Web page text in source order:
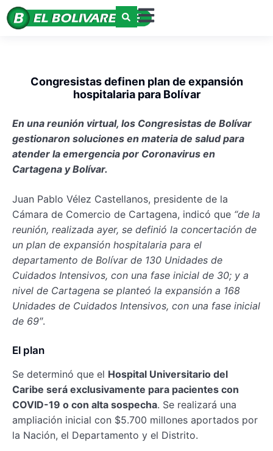
Congresistas definen plan de expansión
hospitalaria para Bolívar
En una reunión virtual, los Congresistas de Bolívar
gestionaron soluciones en materia de salud para
atender la emergencia por Coronavirus en
Cartagena y Bolívar.
Juan Pablo Vélez Castellanos, presidente de la
Cámara de Comercio de Cartagena, indicó que “de la
reunión, realizada ayer, se definió la concertación de
un plan de expansión hospitalaria para el
departamento de Bolívar de 130 Unidades de
Cuidados Intensivos, con una fase inicial de 30; y a
nivel de Cartagena se planteó la expansión a 168
Unidades de Cuidados Intensivos, con una fase inicial
de 69″.
El plan
Se determinó que el Hospital Universitario del
Caribe será exclusivamente para pacientes con
COVID-19 o con alta sospecha. Se realizará una
ampliación inicial con $5.700 millones aportados por
la Nación, el Departamento y el Distrito.